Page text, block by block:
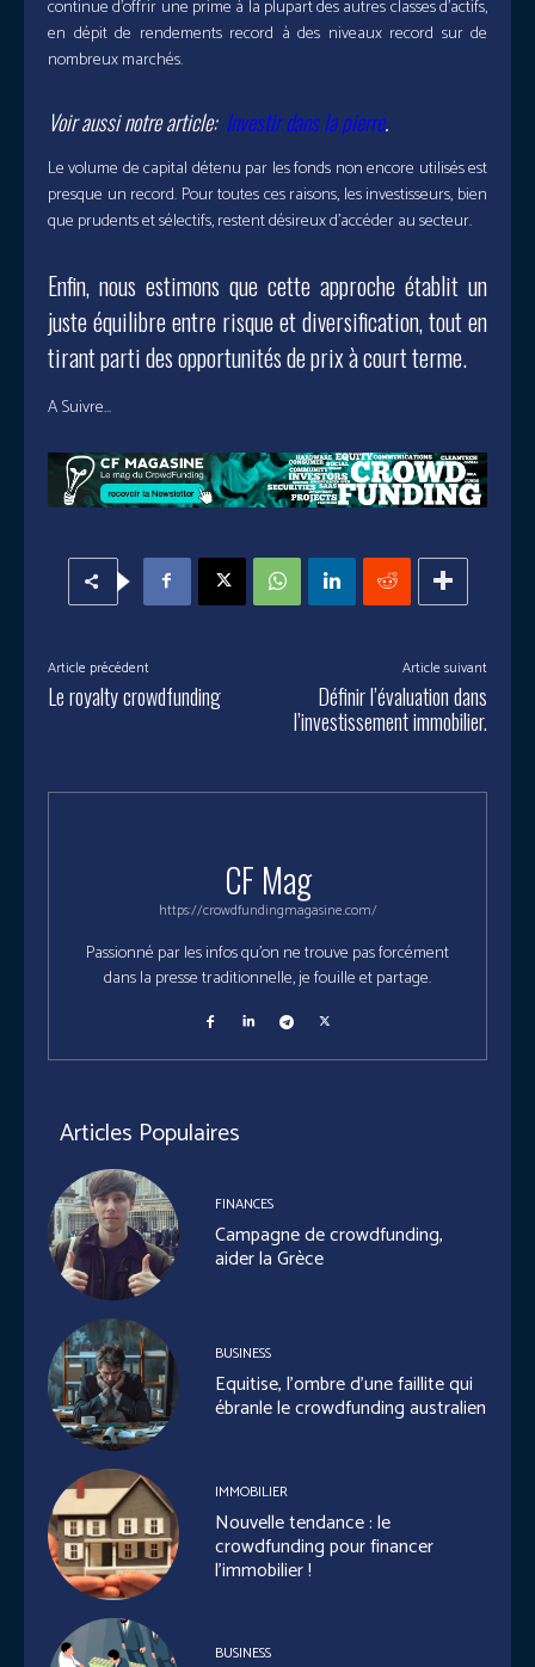
continue d’offrir une prime à la plupart des autres classes d’actifs,
en dépit de rendements record à des niveaux record sur de
nombreux marchés.
Voir aussi notre article: Investir dans la pierre.
Le volume de capital détenu par les fonds non encore utilisés est
presque un record. Pour toutes ces raisons, les investisseurs, bien
que prudents et sélectifs, restent désireux d’accéder au secteur.
Enfin, nous estimons que cette approche établit un
juste équilibre entre risque et diversification, tout en
tirant parti des opportunités de prix à court terme.
A Suivre…
Article précédent
Le royalty crowdfunding
Article suivant
Définir l’évaluation dans
l’investissement immobilier.
CF Mag
https://crowdfundingmagasine.com/
Passionné par les infos qu'on ne trouve pas forcément
dans la presse traditionnelle, je fouille et partage.
Articles Populaires
FINANCES
Campagne de crowdfunding,
aider la Grèce
BUSINESS
Equitise, l’ombre d’une faillite qui
ébranle le crowdfunding australien
IMMOBILIER
Nouvelle tendance : le
crowdfunding pour financer
l’immobilier !
BUSINESS